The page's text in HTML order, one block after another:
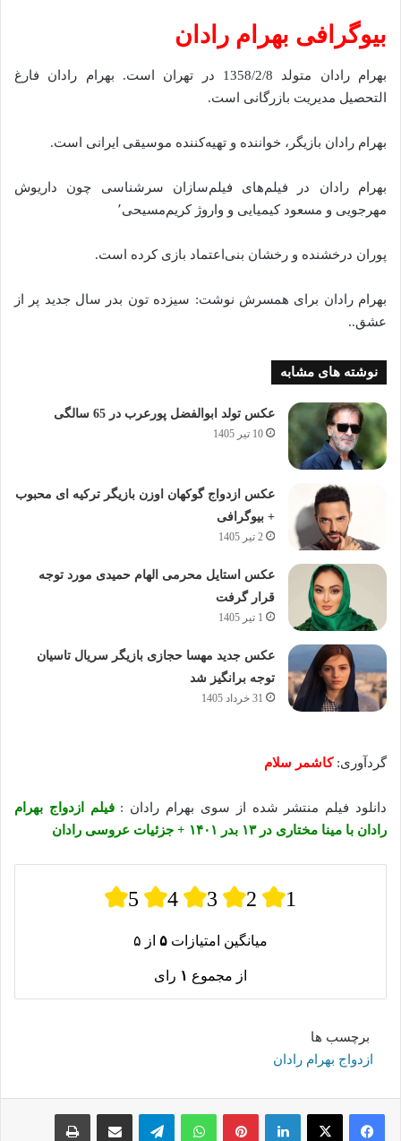
بیوگرافی بهرام رادان
بهرام رادان متولد 1358/2/8 در تهران است. بهرام رادان فارغ
التحصیل مدیریت بازرگانی است.
بهرام رادان بازیگر، خواننده و تهیه‌کننده موسیقی ایرانی است.
بهرام رادان در فیلم‌های فیلم‌سازان سرشناسی چون داریوش
مهرجویی و مسعود کیمیایی و واروژ کریم‌مسیحی٬
پوران درخشنده و رخشان بنی‌اعتماد بازی کرده است.
بهرام رادان برای همسرش نوشت: سیزده تون بدر سال جدید پر از
عشق..
نوشته های مشابه
عکس تولد ابوالفضل پورعرب در 65 سالگی
10 تیر 1405
عکس ازدواج گوکهان اوزن بازیگر ترکیه ای محبوب
+ بیوگرافی
2 تیر 1405
عکس استایل محرمی الهام حمیدی مورد توجه
قرار گرفت
1 تیر 1405
عکس جدید مهسا حجازی بازیگر سریال تاسیان
توجه برانگیز شد
31 خرداد 1405
گردآوری:کاشمر سلام
دانلود فیلم منتشر شده از سوی بهرام رادان :فیلم ازدواج بهرام
رادان با مینا مختاری در ۱۳ بدر ۱۴۰۱ + جزئیات عروسی رادان
5 4 3 2 1
میانگین امتیازات ۵ از ۵
از مجموع ۱ رای
برچسب ها
ازدواج بهرام رادان
لینکدین پینترستواتس آپ تلگرام اشتراک گذاری از طریق ایمیل چاپ